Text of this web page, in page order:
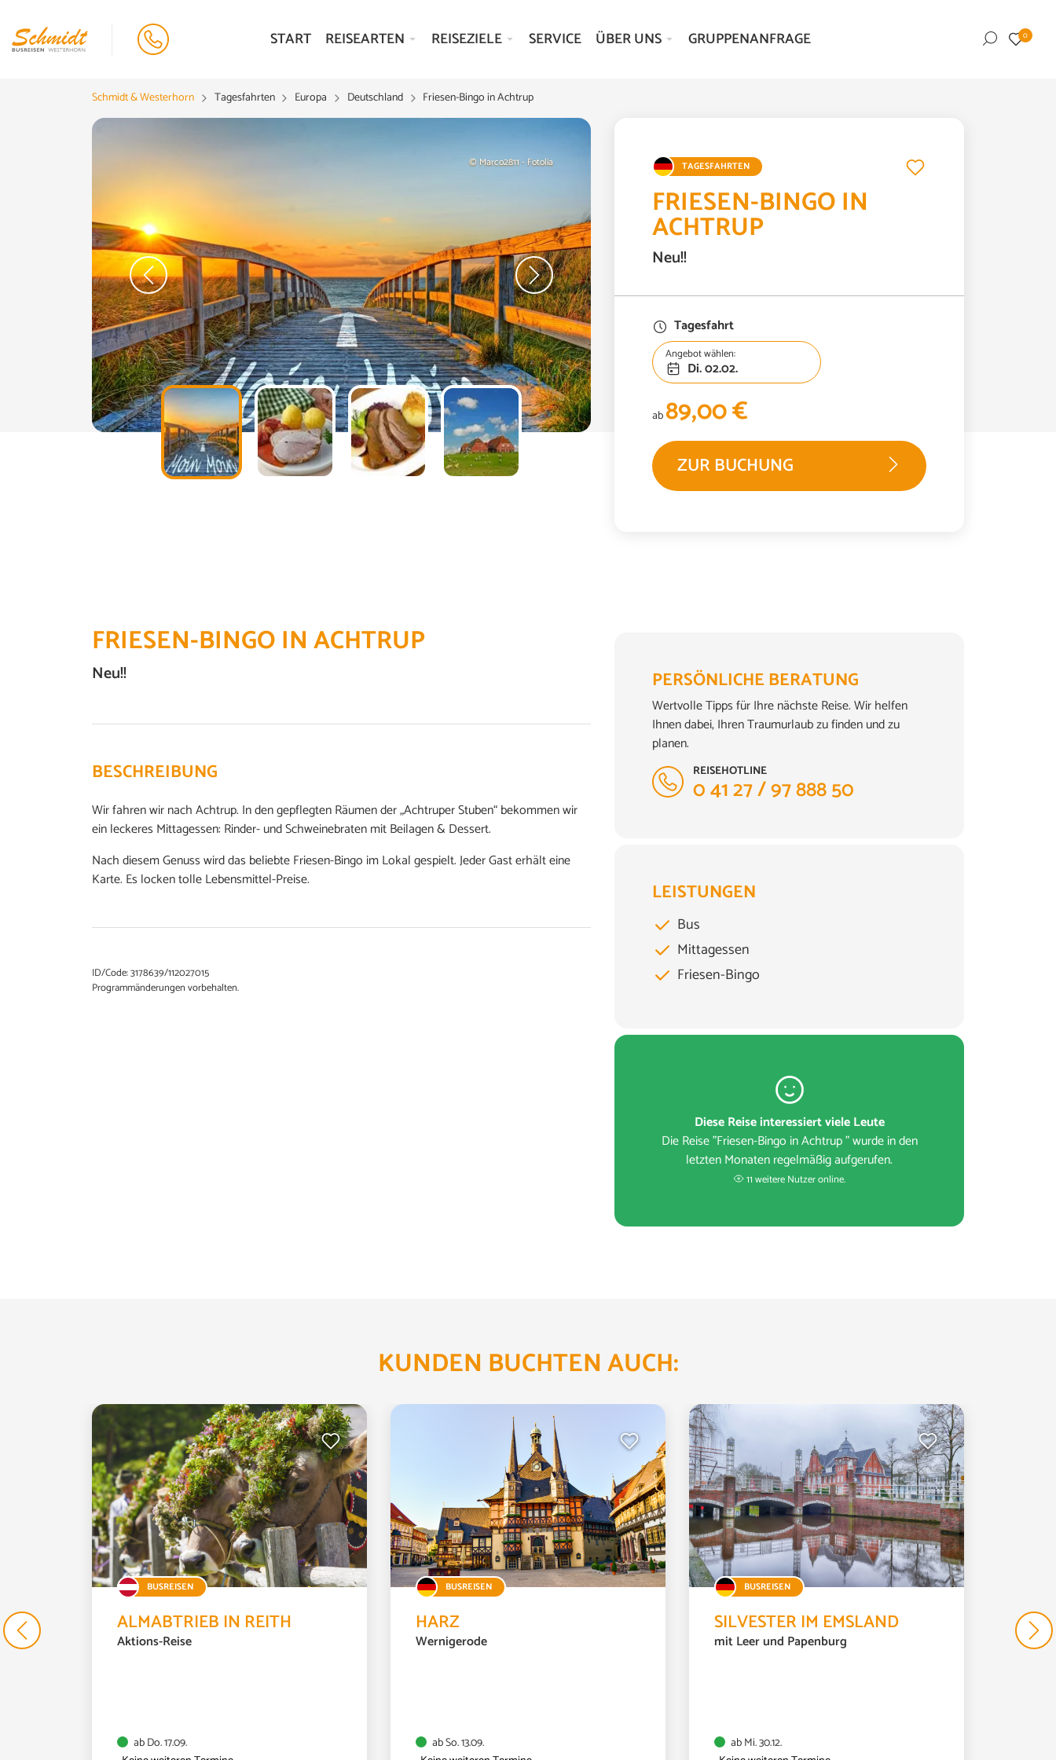
START REISEARTEN REISEZIELE SERVICE ÜBER UNS GRUPPENANFRAGE 0
Schmidt & Westerhorn Tagesfahrten Europa Deutschland Friesen-Bingo in Achtrup
© Marco2811 - Fotolia © www.PUSH2HIT.de - stock.adobe.com
TAGESFAHRTEN
FRIESEN-BINGO IN
ACHTRUP
Neu!!
Tagesfahrt
Angebot wählen:
Di. 02.02.
ab89,00 €
ZUR BUCHUNG
Leistung
Tagesfahrt
Di. 02.02. ab89,00 € ZUR BUCHUNG
FRIESEN-BINGO IN ACHTRUP
Neu!!
BESCHREIBUNG
Wir fahren wir nach Achtrup. In den gepflegten Räumen der „Achtruper Stuben“ bekommen wir
ein leckeres Mittagessen: Rinder- und Schweinebraten mit Beilagen & Dessert.
Nach diesem Genuss wird das beliebte Friesen-Bingo im Lokal gespielt. Jeder Gast erhält eine
Karte. Es locken tolle Lebensmittel-Preise.
ID/Code: 3178639/112027015
Programmänderungen vorbehalten.
PERSÖNLICHE BERATUNG
Wertvolle Tipps für Ihre nächste Reise. Wir helfen
Ihnen dabei, Ihren Traumurlaub zu finden und zu
planen.
REISEHOTLINE
0 41 27 / 97 888 50
LEISTUNGEN
Bus
Mittagessen
Friesen-Bingo
Diese Reise interessiert viele Leute
Die Reise "Friesen-Bingo in Achtrup " wurde in den
letzten Monaten regelmäßig aufgerufen.
11 weitere Nutzer online.
KUNDEN BUCHTEN AUCH:
BUSREISEN
ALMABTRIEB IN REITH
Aktions-Reise
ab Do. 17.09.
BUSREISEN
HARZ
Wernigerode
ab So. 13.09.
BUSREISEN
SILVESTER IM EMSLAND
mit Leer und Papenburg
ab Mi. 30.12.